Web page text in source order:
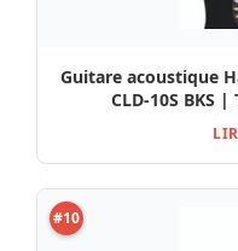
Guitare acoustique
CLD-10S BKS
#10